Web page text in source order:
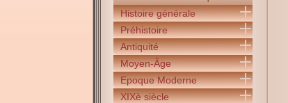
Histoire générale
Préhistoire
Antiquité
Moyen-Âge
Epoque Moderne
XIXè siècle